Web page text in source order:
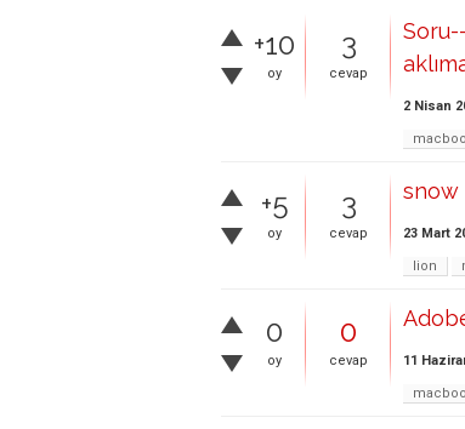
+10
oy
3
cevap
2 Nisan
+5
oy
3
cevap
snow
23 Mart
lion
0
oy
0
cevap 11